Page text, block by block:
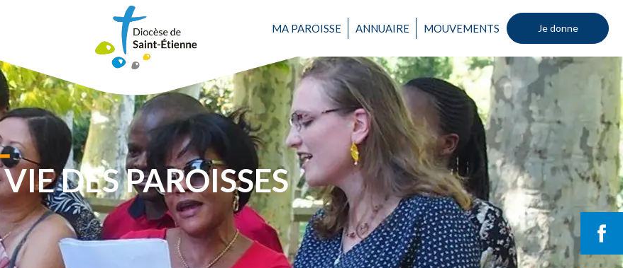
MA PAROISSE ANNUAIRE MOUVEMENTS Je donne
VIE DES PAROISSES